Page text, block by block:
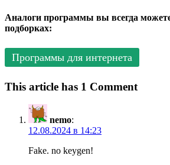
Аналоги программы вы всегда
подборках:
Программы для интернета
This article has 1 Comment
nemo:
12.08.2024 в 14:23
Fake. no keygen!